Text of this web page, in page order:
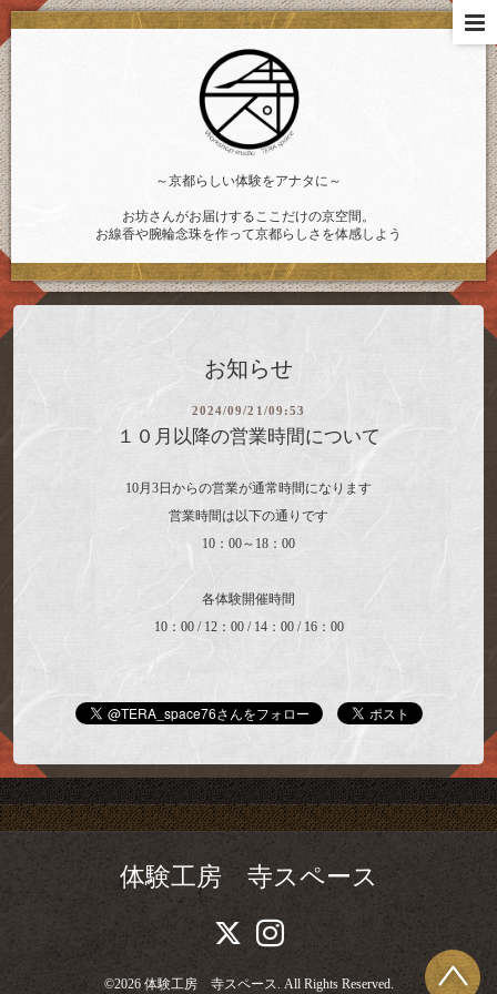
～京都らしい体験をアナタに～
お坊さんがお届けするここだけの京空間。
お線香や腕輪念珠を作って京都らしさを体感しよう
お知らせ
2024/09/21/09:53
１０月以降の営業時間について
10月3日からの営業が通常時間になります
営業時間は以下の通りです
10：00～18：00
各体験開催時間
10：00 / 12：00 / 14：00 / 16：00
体験工房 寺スペース
©2026 体験工房 寺スペース. All Rights Reserved.